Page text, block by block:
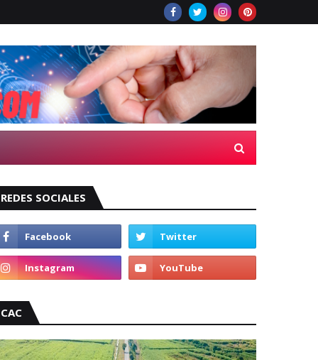
REDES SOCIALES
CAC